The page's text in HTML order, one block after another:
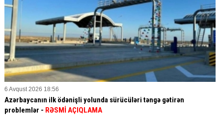
6 Avqust 2026 18:56
Azərbaycanın ilk ödənişli yolunda sürücüləri təngə gətirən
problemlər - RƏSMİ AÇIQLAMA